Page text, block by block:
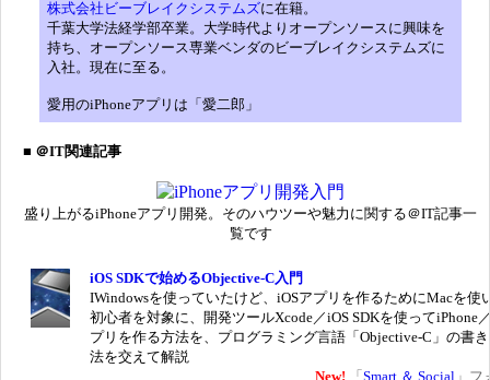
株式会社ビーブレイクシステムズに在籍。
千葉大学法経学部卒業。大学時代よりオープンソースに興味を
持ち、オープンソース専業ベンダのビーブレイクシステムズに
入社。現在に至る。
愛用のiPhoneアプリは「愛二郎」
■ ＠IT関連記事
盛り上がるiPhoneアプリ開発。そのハウツーや魅力に関する＠IT記事一
覧です
iOS SDKで始めるObjective-C入門
IWindowsを使っていたけど、iOSアプリを作るためにMacを使
初心者を対象に、開発ツールXcode／iOS SDKを使ってiPhone
プリを作る方法を、プログラミング言語「Objective-C」の書
法を交えて解説
New!
「 Smart ＆ Social 」フ